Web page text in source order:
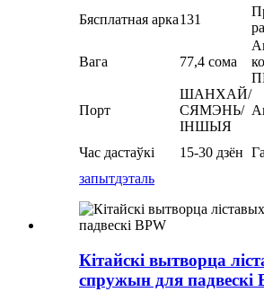
Бясплатная арка131
Вага 77,4 сома
Порт
ШАНХАЙ/
СЯМЭНЬ/
ІНШЫЯ
Час дастаўкі 15-30 дзён
запытдэталь
Кітайскі вытворца
спружын для падвескі